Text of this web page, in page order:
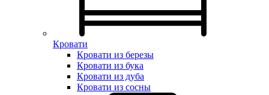
Кровати
Кровати из березы
Кровати из бука
Кровати из дуба
Кровати из сосны